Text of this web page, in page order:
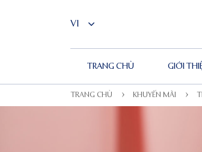
TRANG CHỦ GIỚI
TRANG CHỦ KHUYẾN MÃI